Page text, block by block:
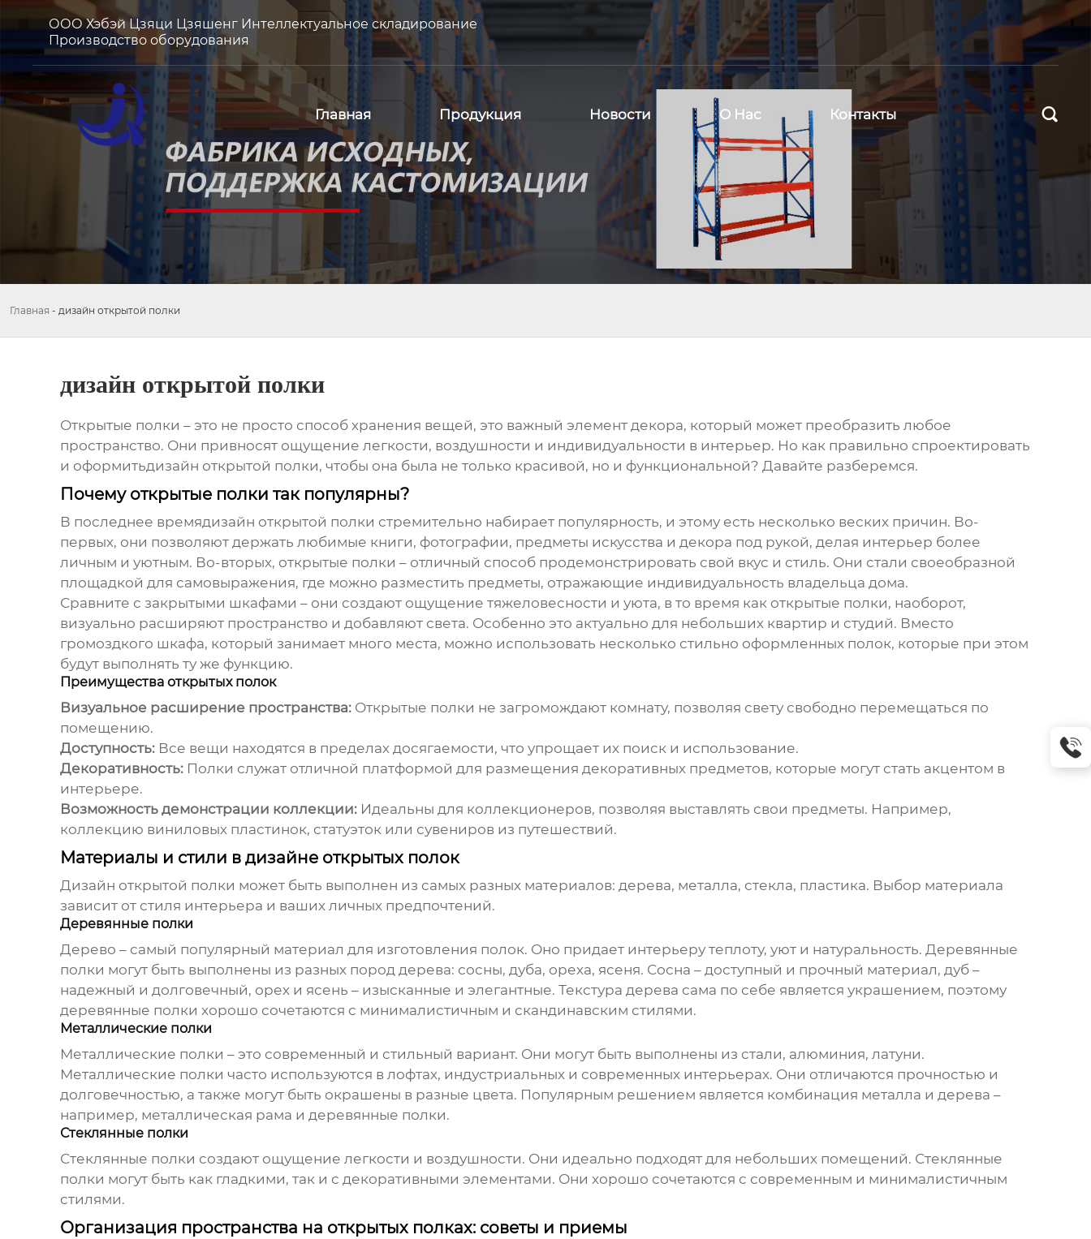
ООО Хэбэй Цзяци Цзяшенг Интеллектуальное складирование
Производство оборудования
Главная Продукция Новости О Нас Контакты 
Главная - дизайн открытой полки
дизайн открытой полки
Открытые полки – это не просто способ хранения вещей, это важный элемент декора, который может преобразить любое
пространство. Они привносят ощущение легкости, воздушности и индивидуальности в интерьер. Но как правильно спроектировать
и оформитьдизайн открытой полки, чтобы она была не только красивой, но и функциональной? Давайте разберемся.
Почему открытые полки так популярны?
В последнее времядизайн открытой полки стремительно набирает популярность, и этому есть несколько веских причин. Во-
первых, они позволяют держать любимые книги, фотографии, предметы искусства и декора под рукой, делая интерьер более
личным и уютным. Во-вторых, открытые полки – отличный способ продемонстрировать свой вкус и стиль. Они стали своеобразной
площадкой для самовыражения, где можно разместить предметы, отражающие индивидуальность владельца дома.
Сравните с закрытыми шкафами – они создают ощущение тяжеловесности и уюта, в то время как открытые полки, наоборот,
визуально расширяют пространство и добавляют света. Особенно это актуально для небольших квартир и студий. Вместо
громоздкого шкафа, который занимает много места, можно использовать несколько стильно оформленных полок, которые при этом
будут выполнять ту же функцию.
Преимущества открытых полок
Визуальное расширение пространства:Открытые полки не загромождают комнату, позволяя свету свободно перемещаться по
помещению.
Доступность:Все вещи находятся в пределах досягаемости, что упрощает их поиск и использование.
Декоративность:Полки служат отличной платформой для размещения декоративных предметов, которые могут стать акцентом в
интерьере.
Возможность демонстрации коллекции:Идеальны для коллекционеров, позволяя выставлять свои предметы. Например,
коллекцию виниловых пластинок, статуэток или сувениров из путешествий.
Материалы и стили в дизайне открытых полок
Дизайн открытой полки может быть выполнен из самых разных материалов: дерева, металла, стекла, пластика. Выбор материала
зависит от стиля интерьера и ваших личных предпочтений.
Деревянные полки
Дерево – самый популярный материал для изготовления полок. Оно придает интерьеру теплоту, уют и натуральность. Деревянные
полки могут быть выполнены из разных пород дерева: сосны, дуба, ореха, ясеня. Сосна – доступный и прочный материал, дуб –
надежный и долговечный, орех и ясень – изысканные и элегантные. Текстура дерева сама по себе является украшением, поэтому
деревянные полки хорошо сочетаются с минималистичным и скандинавским стилями.
Металлические полки
Металлические полки – это современный и стильный вариант. Они могут быть выполнены из стали, алюминия, латуни.
Металлические полки часто используются в лофтах, индустриальных и современных интерьерах. Они отличаются прочностью и
долговечностью, а также могут быть окрашены в разные цвета. Популярным решением является комбинация металла и дерева –
например, металлическая рама и деревянные полки.
Стеклянные полки
Стеклянные полки создают ощущение легкости и воздушности. Они идеально подходят для небольших помещений. Стеклянные
полки могут быть как гладкими, так и с декоративными элементами. Они хорошо сочетаются с современным и минималистичным
стилями.
Организация пространства на открытых полках: советы и приемы